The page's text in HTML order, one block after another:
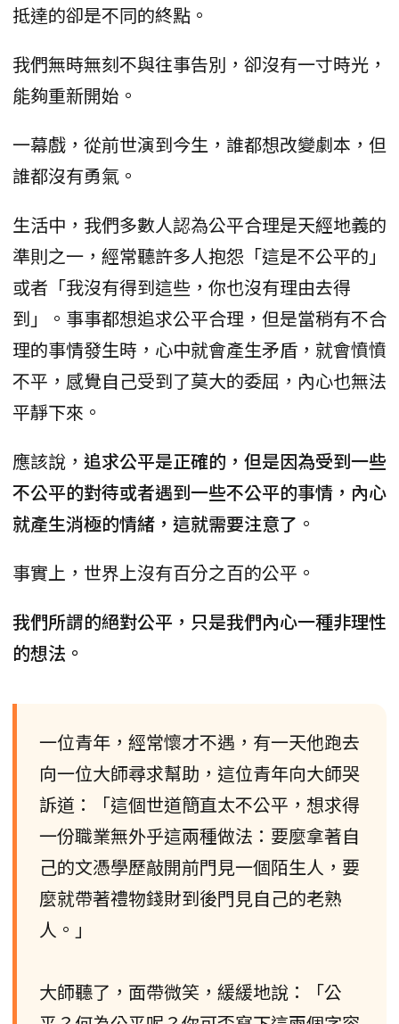
抵達的卻是不同的終點。
我們無時無刻不與往事告別，卻沒有一寸時光，
能夠重新開始。
一幕戲，從前世演到今生，誰都想改變劇本，但
誰都沒有勇氣。
生活中，我們多數人認為公平合理是天經地義的
準則之一，經常聽許多人抱怨「這是不公平的」
或者「我沒有得到這些，你也沒有理由去得
到」。事事都想追求公平合理，但是當稍有不合
理的事情發生時，心中就會產生矛盾，就會憤憤
不平，感覺自己受到了莫大的委屈，內心也無法
平靜下來。
應該說， 追求公平是正確的，但是因為受到一些
不公平的對待或者遇到一些不公平的事情，內心
就產生消極的情緒，這就需要注意了 。
事實上，世界上沒有百分之百的公平。
我們所謂的絕對公平，只是我們內心一種非理性
的想法。
一位青年，經常懷才不遇，有一天他跑去
向一位大師尋求幫助，這位青年向大師哭
訴道：「這個世道簡直太不公平，想求得
一份職業無外乎這兩種做法：要麼拿著自
己的文憑學歷敲開前門見一個陌生人，要
麼就帶著禮物錢財到後門見自己的老熟
人。」
大師聽了，面帶微笑，緩緩地說：「公